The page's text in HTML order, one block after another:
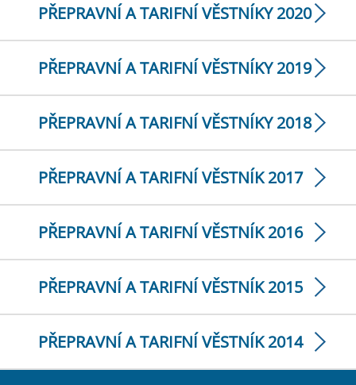
PŘEPRAVNÍ A TARIFNÍ VĚSTNÍKY 2020
PŘEPRAVNÍ A TARIFNÍ VĚSTNÍKY 2019
PŘEPRAVNÍ A TARIFNÍ VĚSTNÍKY 2018
PŘEPRAVNÍ A TARIFNÍ VĚSTNÍK 2017
PŘEPRAVNÍ A TARIFNÍ VĚSTNÍK 2016
PŘEPRAVNÍ A TARIFNÍ VĚSTNÍK 2015
PŘEPRAVNÍ A TARIFNÍ VĚSTNÍK 2014